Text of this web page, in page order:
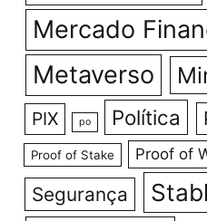
Mercado
Metaverso
PIX po Política
Proof of Stake Proof of
Segurança